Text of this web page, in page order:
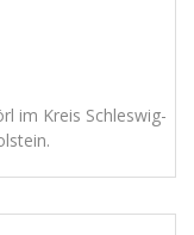
im Kreis Schleswig-